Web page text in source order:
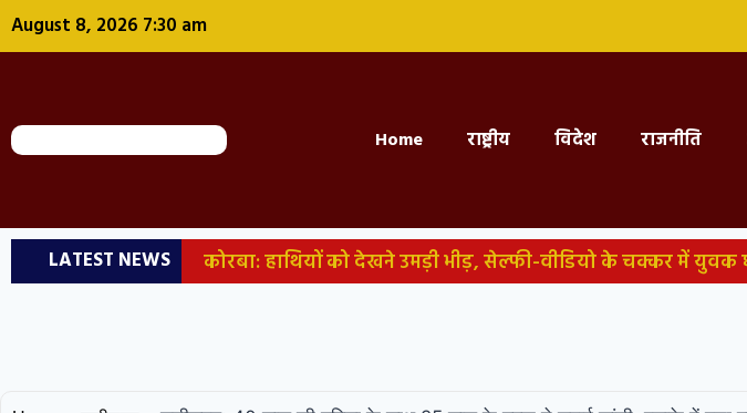
August 8, 2026 7:30 am
Home राष्ट्रीय विदेश राजनीति
LATEST NEWS कोरबा: हाथियों को देखने उमड़ी भीड़, सेल्फी-वीडियो के चक्कर में युवक
जारी किया व्हिप; तीन दिन तक सदन में मौजूद रहने के निर्देश; FCRA बिल